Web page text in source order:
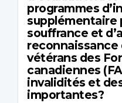
programmes
supplémentaire
souffrance et
reconnaissance
vétérans des
canadiennes
invalidités et
importantes?